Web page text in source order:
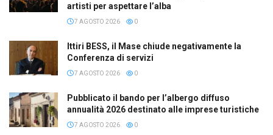
artisti per aspettare l’alba
7 AGOSTO 2026 0
Ittiri BESS, il Mase chiude negativamente la
Conferenza di servizi
7 AGOSTO 2026 0
Pubblicato il bando per l’albergo diffuso
annualità 2026 destinato alle imprese turistiche
7 AGOSTO 2026 0